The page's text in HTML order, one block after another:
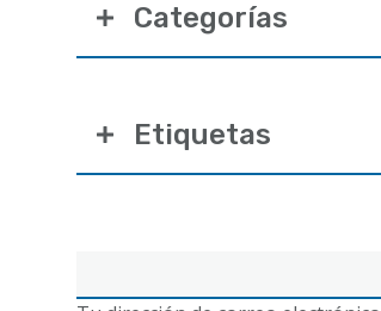
electrónico
Categorías
Etiquetas